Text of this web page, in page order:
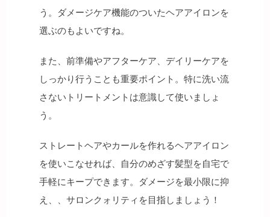
う。ダメージケア機能のついたヘアアイロンを
選ぶのもよいですね。
また、前準備やアフターケア、デイリーケアを
しっかり行うことも重要ポイント。特に洗い流
さないトリートメントは意識して使いましょ
う。
ストレートヘアやカールを作れるヘアアイロン
を使いこなせれば、自分のめざす髪型を自宅で
手軽にキープできます。ダメージを最小限に抑
え、、サロンクォリティを目指しましょう！